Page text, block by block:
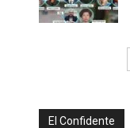
El Confidente